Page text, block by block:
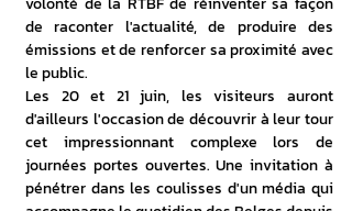
de raconter l'actualité, de produire des
émissions et de renforcer sa proximité avec
le public.
Les 20 et 21 juin, les visiteurs auront
d'ailleurs l'occasion de découvrir à leur tour
cet impressionnant complexe lors de
journées portes ouvertes. Une invitation à
pénétrer dans les coulisses d'un média qui